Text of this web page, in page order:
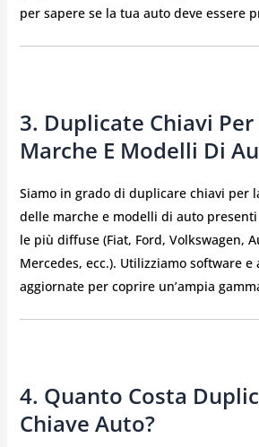
per sapere se la tua auto deve essere
3. Duplicate Chiavi
Marche E Modelli Di
Siamo in grado di duplicare chiavi per
delle marche e modelli di auto
le più diffuse (Fiat, Ford, Volkswagen,
Mercedes, ecc.). Utilizziamo software e
aggiornate per coprire un’ampia
4. Quanto Costa
Chiave Auto?